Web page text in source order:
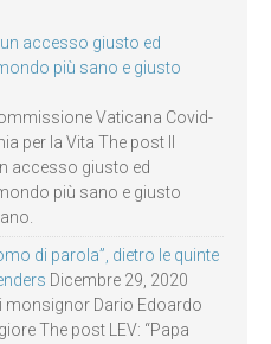
accesso giusto ed
più sano e giusto
Vaticana Covid-
per la Vita The post Il
accesso giusto ed
più sano e giusto
di parola”, dietro le quinte
Dicembre 29, 2020
Dario Edoardo
The post LEV: “Papa